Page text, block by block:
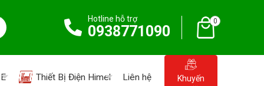
Hotline hỗ trợ
0938771090
0
Thiết Bị Điện Himel Liên hệ
Khuyến